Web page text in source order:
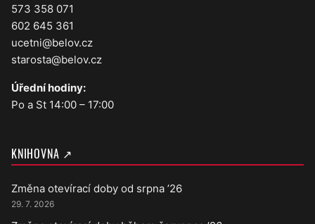
573 358 071
602 645 361
ucetni@belov.cz
starosta@belov.cz
Úřední hodiny:
Po a St 14:00 – 17:00
KNIHOVNA ↗
Změna otevírací doby od srpna ’26
29. 7. 2026